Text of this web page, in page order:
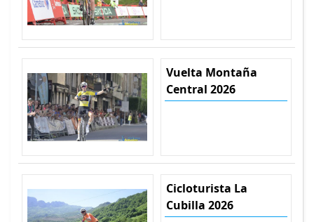
Vuelta Montaña
Central 2026
Cicloturista La
Cubilla 2026